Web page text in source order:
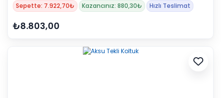
Sepette: 7.922,70₺ Kazancınız: 880,30₺ Hızlı Teslimat
₺8.803,00